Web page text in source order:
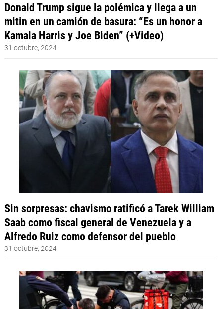
Donald Trump sigue la polémica y llega a un
mitin en un camión de basura: “Es un honor a
Kamala Harris y Joe Biden” (+Video)
31 octubre, 2024
Sin sorpresas: chavismo ratificó a Tarek William
Saab como fiscal general de Venezuela y a
Alfredo Ruiz como defensor del pueblo
31 octubre, 2024